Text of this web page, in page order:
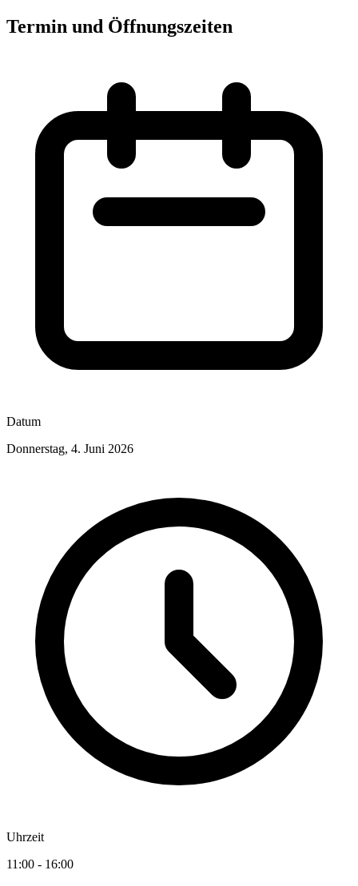
Termin und Öffnungszeiten
Datum
Donnerstag, 4. Juni 2026
Uhrzeit
11:00 - 16:00